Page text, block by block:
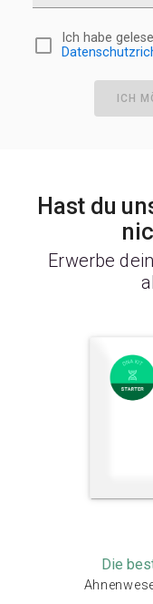
Ich habe
ICH
Hast du
Erwerbe
Die